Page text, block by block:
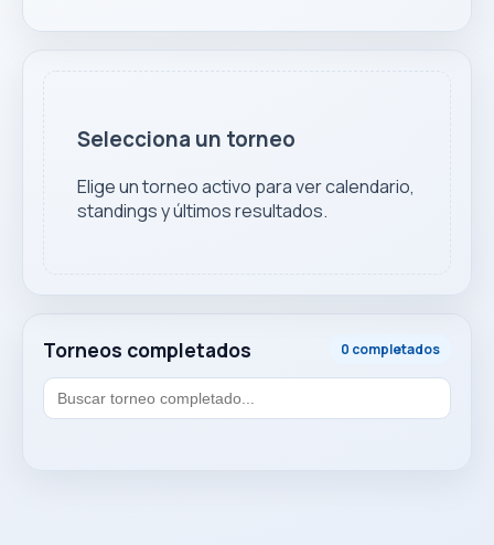
Torneos completados 0 completados
Selecciona un torneo
Elige un torneo activo para ver calendario,
standings y últimos resultados.